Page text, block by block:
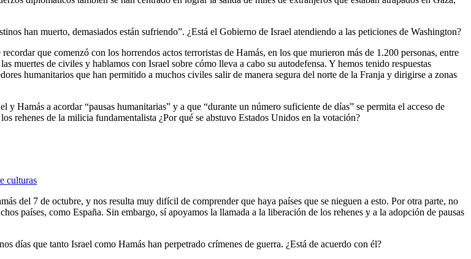
han muerto, demasiados están sufriendo”. ¿Está el Gobierno de Israel atendiendo a las peticiones de Washington?
que comenzó con los horrendos actos terroristas de Hamás, en los que murieron más de 1.200 personas, entre
muertes de civiles y hablamos con Israel sobre cómo lleva a cabo su autodefensa. Y hemos tenido respuestas
humanitarios que han permitido a muchos civiles salir de manera segura del norte de la Franja y dirigirse a zonas
Hamás a acordar “pausas humanitarias” y a que “durante un número suficiente de días” se permita el acceso de
rehenes de la milicia fundamentalista ¿Por qué se abstuvo Estados Unidos en la votación?
culturas
del 7 de octubre, y nos resulta muy difícil de comprender que haya países que se nieguen a esto. Por otra parte, no
países, como España. Sin embargo, sí apoyamos la llamada a la liberación de los rehenes y a la adopción de pausas
días que tanto Israel como Hamás han perpetrado crímenes de guerra. ¿Está de acuerdo con él?